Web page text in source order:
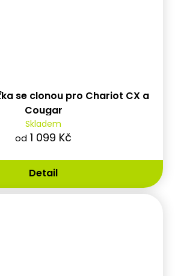
se clonou pro Chariot CX a
Cougar
Skladem
od 1 099 Kč
Detail